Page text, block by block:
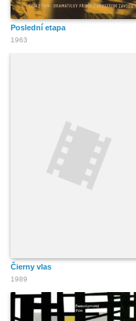
Poslední etapa
1963
Čierny vlas
1989